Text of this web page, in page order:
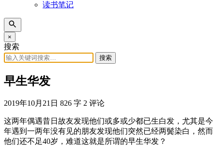
读书笔记
×
搜索
搜索
早生华发
2019年10月21日 826 字 2 评论
这两年偶遇昔日故友发现他们或多或少都已生白发，尤其是今
年遇到一两年没有见的朋友发现他们突然已经两鬓染白，然而
他们还不足40岁，难道这就是所谓的早生华发？